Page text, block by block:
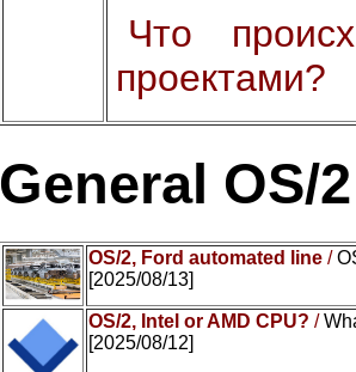
Что
проектами?
General OS/
OS/2, Ford automated line /
[2025/08/13]
OS/2, Intel or AMD CPU? /
[2025/08/12]